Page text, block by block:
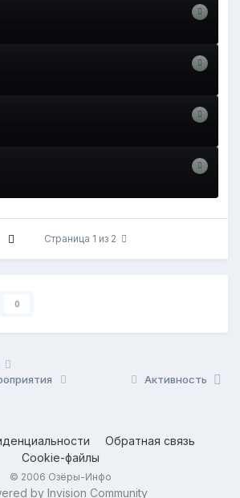
Страница 1 из 2
0
Активность
Обратная связь
Cookie-файлы
© 2006 Озёры-Инфо
by Invision Community